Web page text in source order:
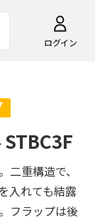
ログイン
重構造で、
入れても結露
フラップは後